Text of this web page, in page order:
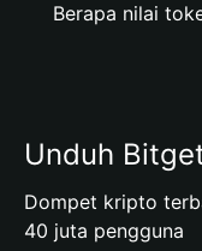
Berapa nilai
Unduh
Dompet kripto
40 juta pengguna